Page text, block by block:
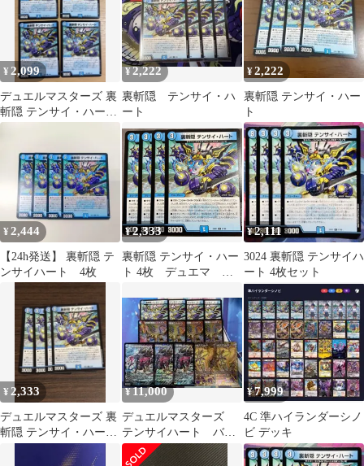
¥ 2,099
デュエルマスターズ 裏
斬隠 テンサイ・ハート
テンサイハート 4枚
¥2,222
裏斬隠 テンサイ・ハ
ート
¥2,222
裏斬隠 テンサイ・ハー
ト
¥2,444
【24h発送】 裏斬隠 テ
ンサイハート 4枚
¥2,333
裏斬隠 テンサイ・ハー
ト 4枚 デュエマ デ
¥2,111
3024 裏斬隠 テンサイハ
ート 4枚セット
¥2,333
デュエルマスターズ 裏
斬隠 テンサイ・ハート
¥11,000
デュエルマスターズ
テンサイハート バイ
ケン ニバイケン 聖
カオスマントラ
¥7,999
4C 準ハイランダーシノ
ビ デッキ